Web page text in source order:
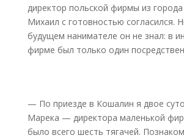
директор польской фирмы из
Михаил с готовностью согласился.
будущем нанимателе он не знал: в
фирме был только один
— По приезде в Кошалин я двое
Марека — директора маленькой
было всего шесть тягачей.